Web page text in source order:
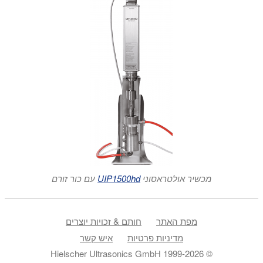
קוסריני, א'; Pudjiastuti, א 'ר'; Astutiningsih, S.; Harjanto,
S. (2012): הכנת הידרוקסיאפטיט מעצם בקר בשיטות
Bio-Chemical and Environmental Sciences
מנפי, ש'; Badiee, S.H. (2008): השפעת קולי על גבישיות של
פארמה Sci 4/2; 2008. 163-168
מולנסה, ש'; בוקאצ'יניק, א. ר.; Clootsb, R. (2013): AC
לעומת DC תצהיר אלקטרופורטי של הידרוקסיאפטיט על
מכשיר אולטראסוניUIP1500hd עם כור זורם
מפת האתר
חותם & זכויות יוצרים
מדיניות פרטיות
איש קשר
© 1999-2026 Hielscher Ultrasonics GmbH